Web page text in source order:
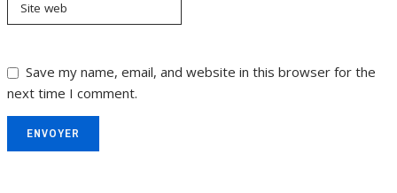
Site web
Save my name, email, and website in this browser for the
next time I comment.
ENVOYER